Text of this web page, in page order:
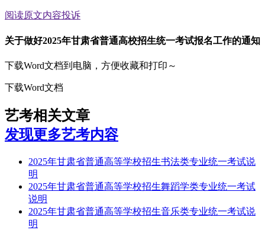
阅读原文内容投诉
关于做好2025年甘肃省普通高校招生统一考试报名工作的通知
下载Word文档到电脑，方便收藏和打印～
下载Word文档
艺考相关文章
发现更多艺考内容
2025年甘肃省普通高等学校招生书法类专业统一考试说
明
2025年甘肃省普通高等学校招生舞蹈学类专业统一考试
说明
2025年甘肃省普通高等学校招生音乐类专业统一考试说
明